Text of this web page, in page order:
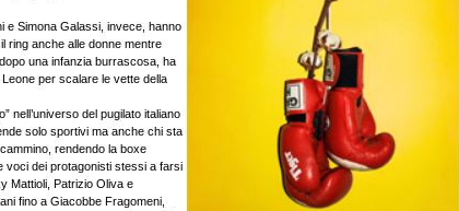
e Simona Galassi, invece, hanno
ring anche alle donne mentre
dopo una infanzia burrascosa, ha
Leone per scalare le vette della
nell’universo del pugilato italiano
solo sportivi ma anche chi sta
rendendo la boxe
voci dei protagonisti stessi a farsi
Mattioli, Patrizio Oliva e
fino a Giacobbe Fragomeni,